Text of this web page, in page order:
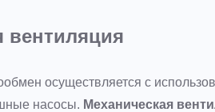
вентиляция
осуществляется с
насосы. Механическая